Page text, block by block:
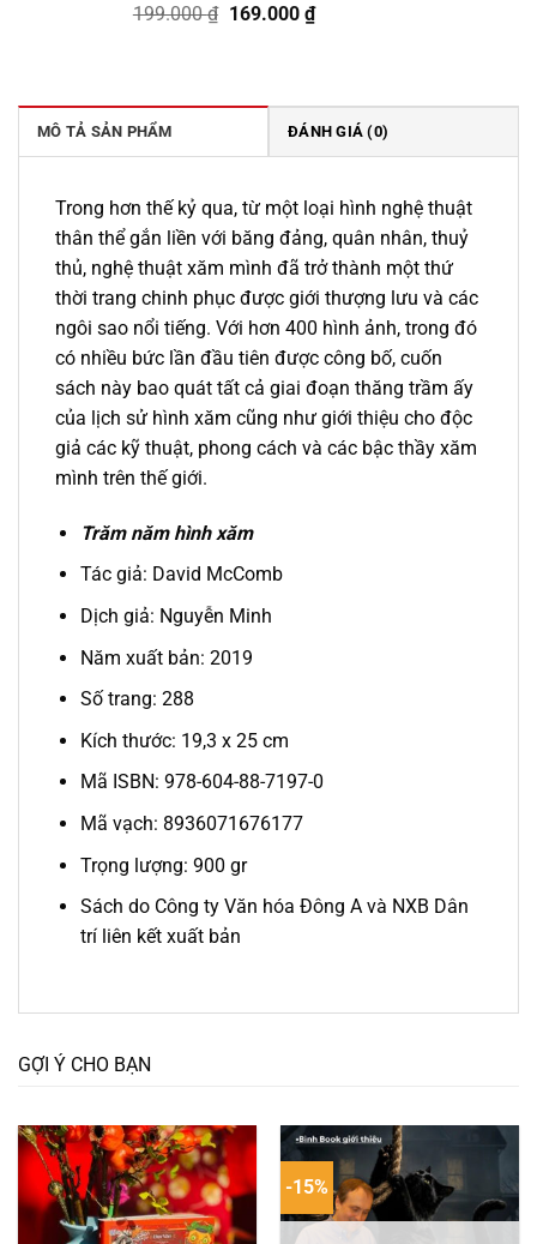
199.000₫ Giá
169.000 ₫Giá
169.000 ₫.
MÔ TẢ SẢN PHẨM ĐÁNH GIÁ (0)
Trong hơn thế kỷ qua, từ một loại hình nghệ thuật
thân thể gắn liền với băng đảng, quân nhân, thuỷ
thủ, nghệ thuật xăm mình đã trở thành một thứ
thời trang chinh phục được giới thượng lưu và các
ngôi sao nổi tiếng. Với hơn 400 hình ảnh, trong đó
có nhiều bức lần đầu tiên được công bố, cuốn
sách này bao quát tất cả giai đoạn thăng trầm ấy
của lịch sử hình xăm cũng như giới thiệu cho độc
giả các kỹ thuật, phong cách và các bậc thầy xăm
mình trên thế giới.
Trăm năm hình xăm
Tác giả: David McComb
Dịch giả: Nguyễn Minh
Năm xuất bản: 2019
Số trang: 288
Kích thước: 19,3 x 25 cm
Mã ISBN: 978-604-88-7197-0
Mã vạch: 8936071676177
Trọng lượng: 900 gr
Sách do Công ty Văn hóa Đông A và NXB Dân
trí liên kết xuất bản
GỢI Ý CHO BẠN
-15%